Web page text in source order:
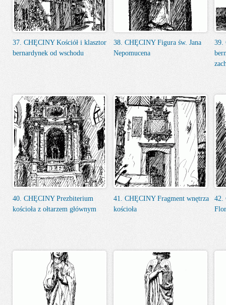
37. CHĘCINY Kościół i klasztor
bernardynek od wschodu
38. CHĘCINY Figura św. Jana
Nepomucena
39.
40. CHĘCINY Prezbiterium
kościoła z ołtarzem głównym
41. CHĘCINY Fragment wnętrza
kościoła
42.